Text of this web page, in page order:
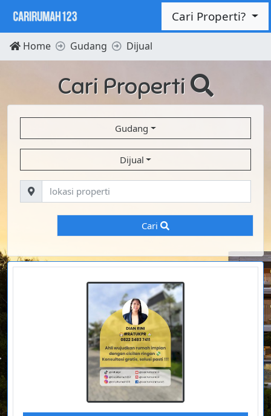
Cari Properti?
Home Gudang Dijual
Cari Properti
Gudang
Dijual
Cari